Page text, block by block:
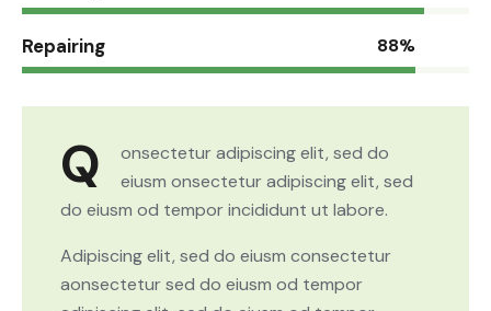
Repairing 88%
Q
onsectetur adipiscing elit, sed do
eiusm onsectetur adipiscing elit, sed
do eiusm od tempor incididunt ut labore.
Adipiscing elit, sed do eiusm consectetur
aonsectetur sed do eiusm od tempor